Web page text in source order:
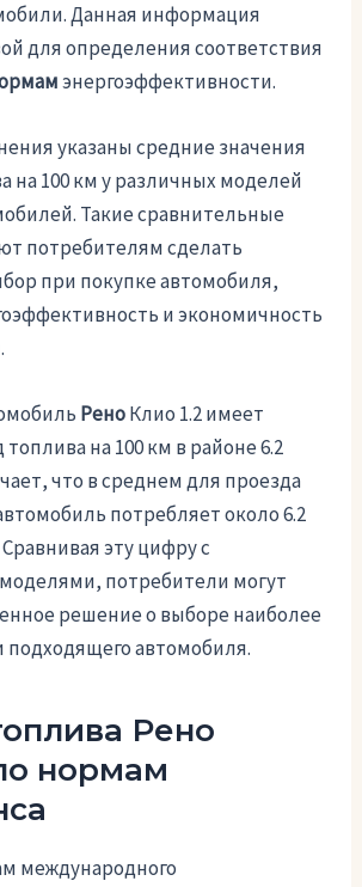
Данная информация
для определения соответствия
энергоэффективности.
указаны средние значения
на 100 км у различных моделей
Такие сравнительные
потребителям сделать
при покупке автомобиля,
и экономичность
РеноКлио 1.2 имеет
на 100 км в районе 6.2
что в среднем для проезда
потребляет около 6.2
эту цифру с
потребители могут
решение о выборе наиболее
подходящего автомобиля.
Рено
нормам
международного